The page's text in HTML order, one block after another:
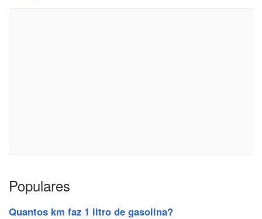
Populares
Quantos km faz 1 litro de gasolina?